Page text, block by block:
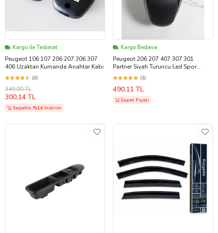
Kargo ile Teslimat
Peugeot 106 107 206 207 306 307
406 Uzaktan Kumanda Anahtar Kabı
(2)
349,00 TL
300,14 TL
Sepette %14 İndirim
Kargo Bedava
Peugeot 206 207 407 307 301
Partner Siyah Turuncu Led Spor
Topuz M111277
(1)
490,11 TL
Sepet Fiyatı